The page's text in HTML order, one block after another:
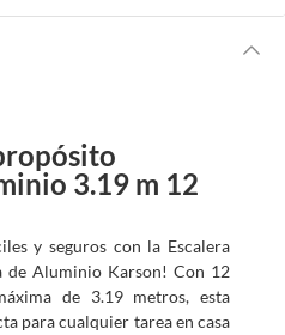
y
a
3.19 m 12
y seguros con la Escalera
Aluminio Karson! Con 12
de 3.19 metros, esta
para cualquier tarea en casa